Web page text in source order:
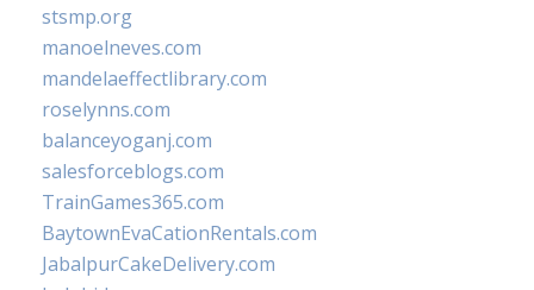
stsmp.org
manoelneves.com
mandelaeffectlibrary.com
roselynns.com
balanceyoganj.com
salesforceblogs.com
TrainGames365.com
BaytownEvaCationRentals.com
JabalpurCakeDelivery.com